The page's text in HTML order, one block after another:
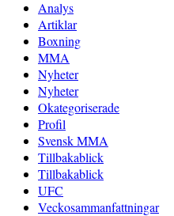
Analys
Artiklar
Boxning
MMA
Nyheter
Nyheter
Okategoriserade
Profil
Svensk MMA
Tillbakablick
Tillbakablick
UFC
Veckosammanfattningar